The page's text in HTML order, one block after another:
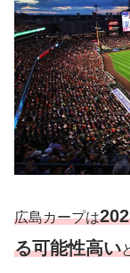
広島カープは
る可能性高い